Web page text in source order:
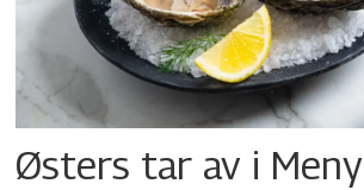
Østers tar av i Meny